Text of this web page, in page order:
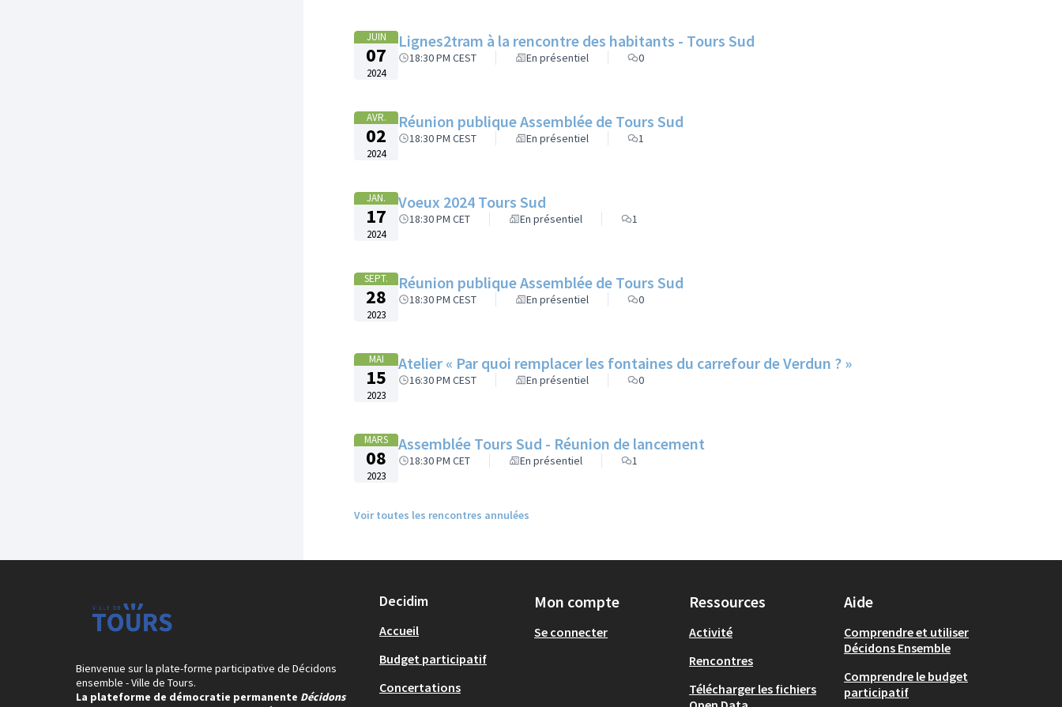
JUIN
07
2024
Lignes2tram à la rencontre des habitants - Tours Sud
18:30 PM CEST En présentiel 0
AVR.
02
2024
Réunion publique Assemblée de Tours Sud
18:30 PM CEST En présentiel 1
JAN.
17
2024
Voeux 2024 Tours Sud
18:30 PM CET En présentiel 1
SEPT.
28
2023
Réunion publique Assemblée de Tours Sud
18:30 PM CEST En présentiel 0
MAI
15
2023
Atelier « Par quoi remplacer les fontaines du carrefour de Verdun ? »
16:30 PM CEST En présentiel 0
MARS
08
2023
Assemblée Tours Sud - Réunion de lancement
18:30 PM CET En présentiel 1
Voir toutes les rencontres annulées
Bienvenue sur la plate-forme participative de Décidons
ensemble - Ville de Tours.
La plateforme de démocratie permanente Décidons
Decidim
Accueil
Budget participatif
Concertations
Mon compte
Se connecter
Ressources
Activité
Rencontres
Télécharger les fichiers
Aide
Comprendre et utiliser
Décidons Ensemble
Comprendre le budget
participatif